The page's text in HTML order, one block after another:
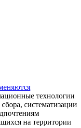
технологии
систематизации
на территории